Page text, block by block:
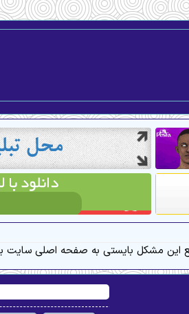
این مشکل بایستی به صفحه اصلی سایت